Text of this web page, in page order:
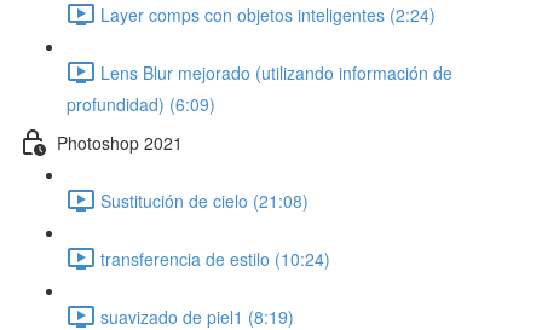
Layer comps con objetos inteligentes (2:24)
Lens Blur mejorado (utilizando información de
profundidad) (6:09)
Photoshop 2021
Sustitución de cielo (21:08)
transferencia de estilo (10:24)
suavizado de piel1 (8:19)